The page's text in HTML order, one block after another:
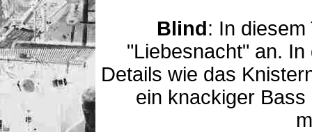
Blind: In
"Liebesnacht" an.
Details wie das
ein knackiger